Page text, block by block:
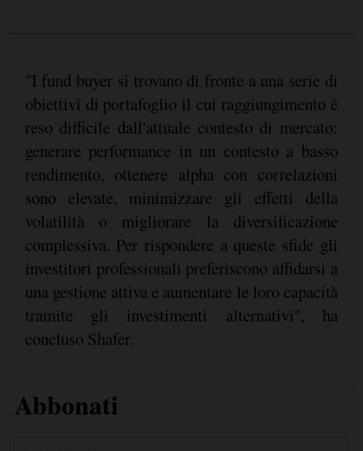
"I fund buyer si trovano di fronte a una serie di
obiettivi di portafoglio il cui raggiungimento è
reso difficile dall'attuale contesto di mercato:
generare performance in un contesto a basso
rendimento, ottenere alpha con correlazioni
sono elevate, minimizzare gli effetti della
volatilità o migliorare la diversificazione
complessiva. Per rispondere a queste sfide gli
investitori professionali preferiscono affidarsi a
una gestione attiva e aumentare le loro capacità
tramite gli investimenti alternativi", ha
concluso Shafer.